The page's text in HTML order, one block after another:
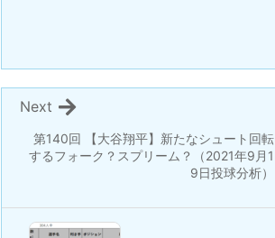
第140回 【大谷翔平】新たなシュート回転
するフォーク？スプリーム？（2021年9月1
9日投球分析）
Next